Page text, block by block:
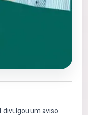
divulgou um aviso